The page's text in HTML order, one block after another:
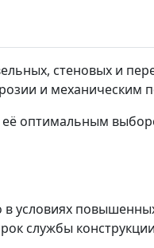
стеновых и
и механическим
оптимальным
условиях
службы